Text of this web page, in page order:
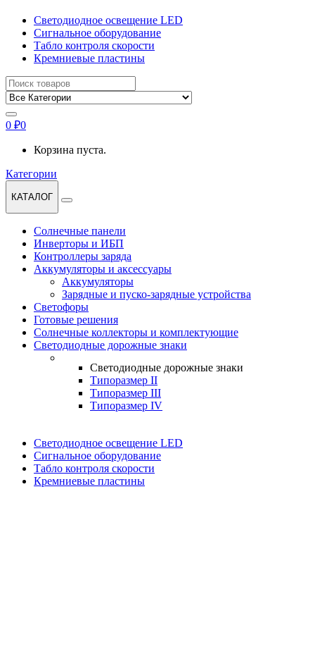
Светодиодное освещение LED
Сигнальное оборудование
Табло контроля скорости
Кремниевые пластины
Найти:
0 ₽0
Корзина пуста.
Категории
КАТАЛОГ
Солнечные панели
Инверторы и ИБП
Контроллеры заряда
Аккумуляторы и аксессуары
Аккумуляторы
Зарядные и пуско-зарядные устройства
Светофоры
Готовые решения
Солнечные коллекторы и комплектующие
Светодиодные дорожные знаки
Светодиодные дорожные знаки
Типоразмер II
Типоразмер III
Типоразмер IV
Светодиодное освещение LED
Сигнальное оборудование
Табло контроля скорости
Кремниевые пластины